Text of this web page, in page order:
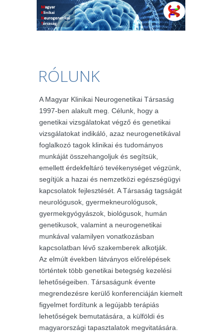
RÓLUNK
A Magyar Klinikai Neurogenetikai Társaság
1997-ben alakult meg. Célunk, hogy a
genetikai vizsgálatokat végző és genetikai
vizsgálatokat indikáló, azaz neurogenetikával
foglalkozó tagok klinikai és tudományos
munkáját összehangoljuk és segítsük,
emellett érdekfeltáró tevékenységet végzünk,
segítjük a hazai és nemzetközi egészségügyi
kapcsolatok fejlesztését. A Társaság tagságát
neurológusok, gyermekneurológusok,
gyermekgyógyászok, biológusok, humán
genetikusok, valamint a neurogenetikai
munkával valamilyen vonatkozásban
kapcsolatban lévő szakemberek alkotják.
Az elmúlt években látványos előrelépések
történtek több genetikai betegség kezelési
lehetőségeiben. Társaságunk évente
megrendezésre kerülő konferenciáján kiemelt
figyelmet fordítunk a legújabb terápiás
lehetőségek bemutatására, a külföldi és
magyarországi tapasztalatok megvitatására.